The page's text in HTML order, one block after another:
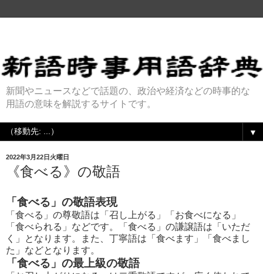
新聞やニュースなどで話題の、政治や経済などの時事的な
用語の意味を解説するサイトです。
▼
2022年3月22日火曜日
《食べる》の敬語
「食べる」の敬語表現
「食べる」の尊敬語は「召し上がる」「お食べになる」
「食べられる」などです。「食べる」の謙譲語は「いただ
く」となります。また、丁寧語は「食べます」「食べまし
た」などとなります。
「食べる」の最上級の敬語